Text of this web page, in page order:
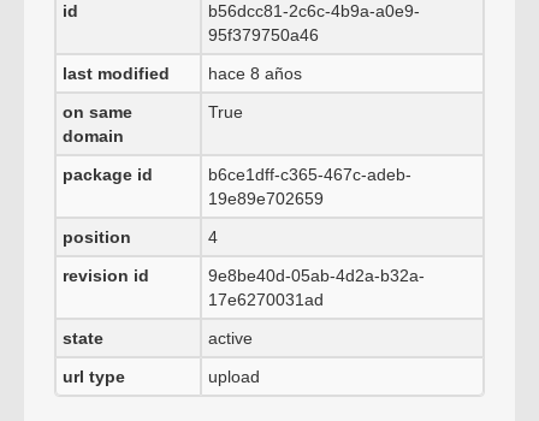
id
b56dcc81-2c6c-4b9a-a0e9-
95f379750a46
last modified
hace 8 años
on same
domain
True
package id
b6ce1dff-c365-467c-adeb-
19e89e702659
position
4
revision id
9e8be40d-05ab-4d2a-b32a-
17e6270031ad
state
active
url type
upload